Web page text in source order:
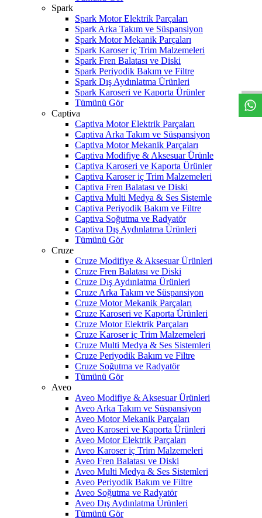
Spark
Spark Motor Elektrik Parçaları
Spark Arka Takım ve Süspansiyon
Spark Motor Mekanik Parçaları
Spark Karoser iç Trim Malzemeleri
Spark Fren Balatası ve Diski
Spark Periyodik Bakım ve Filtre
Spark Dış Aydınlatma Ürünleri
Spark Karoseri ve Kaporta Ürünler
Tümünü Gör
Captiva
Captiva Motor Elektrik Parçaları
Captiva Arka Takım ve Süspansiyon
Captiva Motor Mekanik Parçaları
Captiva Modifiye & Aksesuar Ürünle
Captiva Karoseri ve Kaporta Ürünler
Captiva Karoser iç Trim Malzemeleri
Captiva Fren Balatası ve Diski
Captiva Multi Medya & Ses Sistemle
Captiva Periyodik Bakım ve Filtre
Captiva Soğutma ve Radyatör
Captiva Dış Aydınlatma Ürünleri
Tümünü Gör
Cruze
Cruze Modifiye & Aksesuar Ürünleri
Cruze Fren Balatası ve Diski
Cruze Dış Aydınlatma Ürünleri
Cruze Arka Takım ve Süspansiyon
Cruze Motor Mekanik Parçaları
Cruze Karoseri ve Kaporta Ürünleri
Cruze Motor Elektrik Parçaları
Cruze Karoser iç Trim Malzemeleri
Cruze Multi Medya & Ses Sistemleri
Cruze Periyodik Bakım ve Filtre
Cruze Soğutma ve Radyatör
Tümünü Gör
Aveo
Aveo Modifiye & Aksesuar Ürünleri
Aveo Arka Takım ve Süspansiyon
Aveo Motor Mekanik Parçaları
Aveo Karoseri ve Kaporta Ürünleri
Aveo Motor Elektrik Parçaları
Aveo Karoser iç Trim Malzemeleri
Aveo Fren Balatası ve Diski
Aveo Multi Medya & Ses Sistemleri
Aveo Periyodik Bakım ve Filtre
Aveo Soğutma ve Radyatör
Aveo Dış Aydınlatma Ürünleri
Tümünü Gör